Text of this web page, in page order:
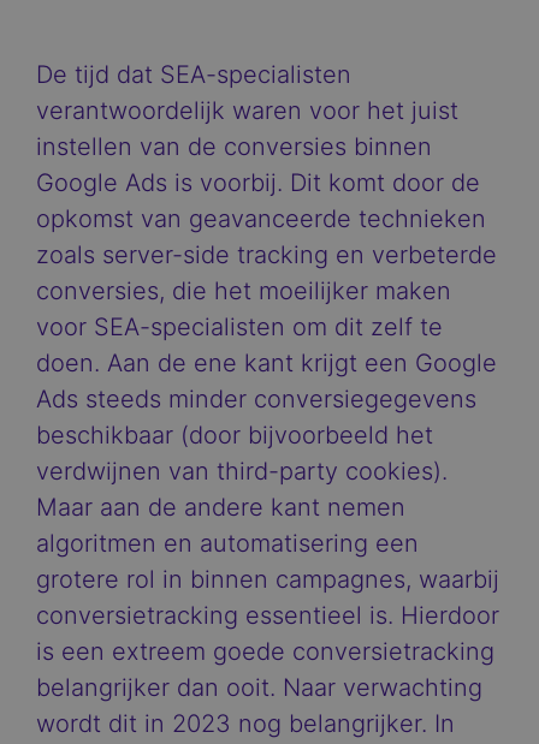
De tijd dat SEA-specialisten
verantwoordelijk waren voor het juist
instellen van de conversies binnen
Google Ads is voorbij. Dit komt door de
opkomst van geavanceerde technieken
zoals server-side tracking en verbeterde
conversies, die het moeilijker maken
voor SEA-specialisten om dit zelf te
doen. Aan de ene kant krijgt een Google
Ads steeds minder conversiegegevens
beschikbaar (door bijvoorbeeld het
verdwijnen van third-party cookies).
Maar aan de andere kant nemen
algoritmen en automatisering een
grotere rol in binnen campagnes, waarbij
conversietracking essentieel is. Hierdoor
is een extreem goede conversietracking
belangrijker dan ooit. Naar verwachting
wordt dit in 2023 nog belangrijker. In